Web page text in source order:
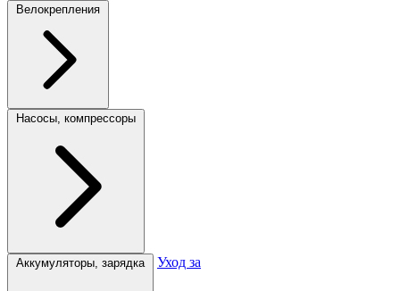
Велокрепления
Насосы, компрессоры
Аккумуляторы, зарядка Уход за